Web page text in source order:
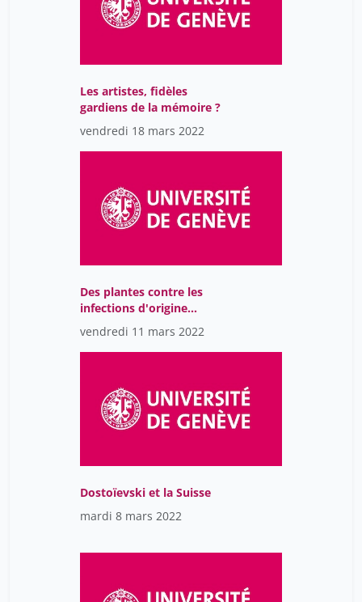
Les artistes, fidèles
gardiens de la mémoire ?
vendredi 18 mars 2022
Des plantes contre les
infections d'origine
bactérienne ou virale
vendredi 11 mars 2022
Dostoïevski et la Suisse
mardi 8 mars 2022